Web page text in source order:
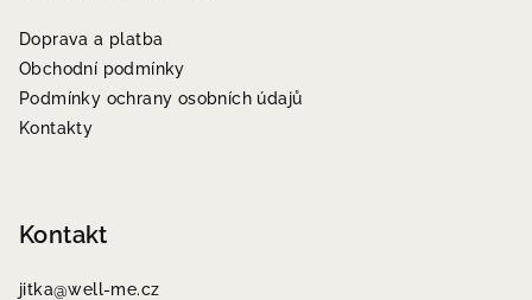
Doprava a platba
Obchodní podmínky
Podmínky ochrany osobních údajů
Kontakty
Kontakt
jitka@well-me.cz